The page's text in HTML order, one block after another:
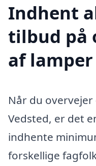
Indhent
tilbud på
af
Når du
Vedsted, er det
indhente
forskellige